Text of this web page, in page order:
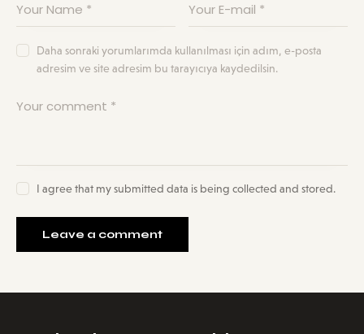
Daha sonraki yorumlarımda kullanılması için adım, e-posta
adresim ve site adresim bu tarayıcıya kaydedilsin.
I agree that my submitted data is being collected and stored.